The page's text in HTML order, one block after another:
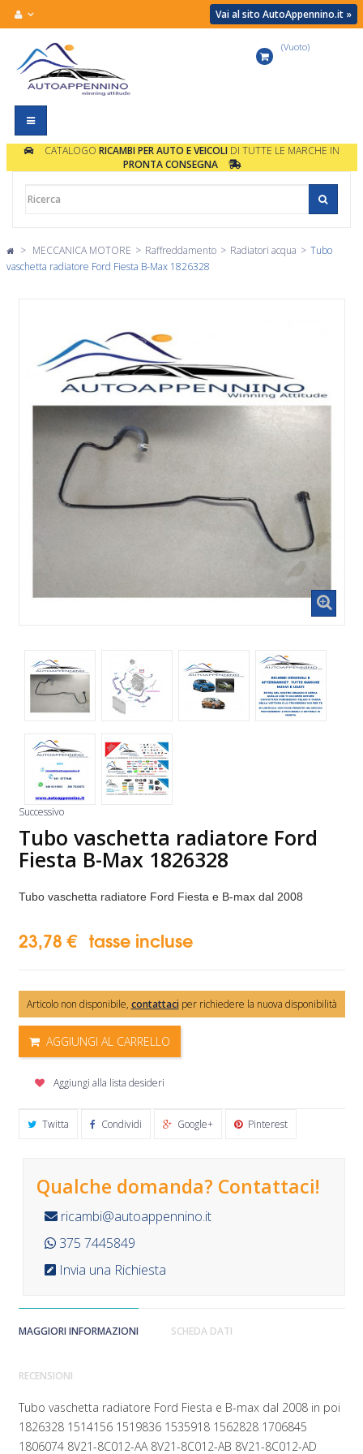
Vai al sito AutoAppennino.it »
Navigazione
Toggle
(Vuoto)
CATALOGO RICAMBI PER AUTO E VEICOLIDI TUTTE LE MARCHE IN
PRONTA CONSEGNA
> MECCANICA MOTORE > Raffreddamento > Radiatori acqua > Tubo
vaschetta radiatore Ford Fiesta B-Max 1826328
Successivo
Tubo vaschetta radiatore Ford
Fiesta B-Max 1826328
Tubo vaschetta radiatore Ford Fiesta e B-max dal 2008
23,78 € tasse incluse
Articolo non disponibile, contattaciper richiedere la nuova disponibilità
AGGIUNGI AL CARRELLO
Aggiungi alla lista desideri
Twitta Condividi Google+ Pinterest
Qualche domanda? Contattaci!
ricambi@autoappennino.it
375 7445849
Invia una Richiesta
MAGGIORI INFORMAZIONI SCHEDA DATI
RECENSIONI
Tubo vaschetta radiatore Ford Fiesta e B-max dal 2008 in poi
1826328 1514156 1519836 1535918 1562828 1706845
1806074 8V21-8C012-AA 8V21-8C012-AB 8V21-8C012-AD